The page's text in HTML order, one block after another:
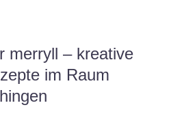
merryll – kreative
im Raum